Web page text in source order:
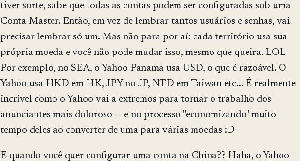
tiver sorte, sabe que todas as contas podem ser configuradas sob uma
Conta Master. Então, em vez de lembrar tantos usuários e senhas, vai
precisar lembrar só um. Mas não para por aí: cada território usa sua
própria moeda e você não pode mudar isso, mesmo que queira. LOL
Por exemplo, no SEA, o Yahoo Panama usa USD, o que é razoável. O
Yahoo usa HKD em HK, JPY no JP, NTD em Taiwan etc... É realmente
incrível como o Yahoo vai a extremos para tornar o trabalho dos
anunciantes mais doloroso — e no processo "economizando" muito
tempo deles ao converter de uma para várias moedas :D
E quando você quer configurar uma conta na China?? Haha, o Yahoo